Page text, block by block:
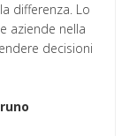
differenza. Lo
aziende nella
decisioni